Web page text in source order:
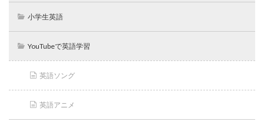
小学生英語
YouTubeで英語学習
英語ソング
英語アニメ